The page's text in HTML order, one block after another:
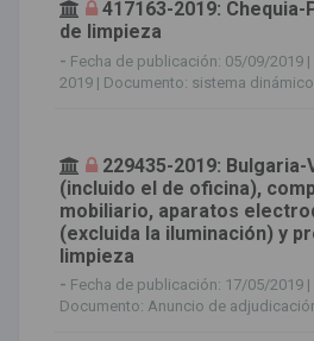
417163-2019:
de limpieza
- Fecha de publicación: 05/09/2019 |
2019 | Documento: sistema
229435-2019:
(incluido el de oficina),
mobiliario, aparatos
(excluida la iluminación) y
limpieza
- Fecha de publicación: 17/05/2019 |
Documento: Anuncio de